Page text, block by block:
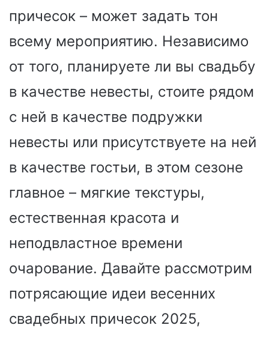
причесок – может задать тон
всему мероприятию. Независимо
от того, планируете ли вы свадьбу
в качестве невесты, стоите рядом
с ней в качестве подружки
невесты или присутствуете на ней
в качестве гостьи, в этом сезоне
главное – мягкие текстуры,
естественная красота и
неподвластное времени
очарование. Давайте рассмотрим
потрясающие идеи весенних
свадебных причесок 2025,